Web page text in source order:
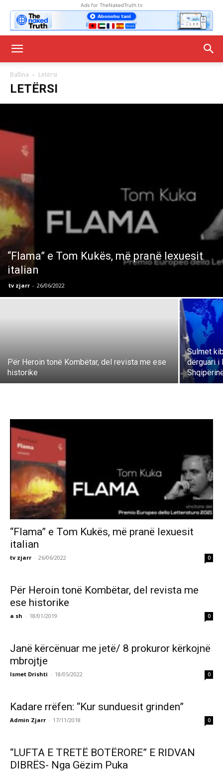
Ads for TheNakedTruth.tv
Ballina Letërsi
LETËRSI
“Flama” e Tom Kukës, më pranë lexuesit
italian
tv zjarr - 26/06/2022
Për Heroin tonë Kombëtar, del revista me ese
historike
Sulmet
dërguari i
“Flama” e Tom Kukës, më pranë lexuesit
italian
tv zjarr - 26/06/2022 0
Për Heroin tonë Kombëtar, del revista me
ese historike
a sh - 18/01/2019 0
Janë kërcënuar me jetë/ 8 prokuror kërkojnë
mbrojtje
Ismet Drishti - 18/05/2022 0
Kadare rrëfen: “Kur sunduesit grinden”
Admin Zjarr - 17/11/2018 0
“LUFTA E TRETË BOTËRORE” E RIDVAN
DIBRËS- Nga Gëzim Puka